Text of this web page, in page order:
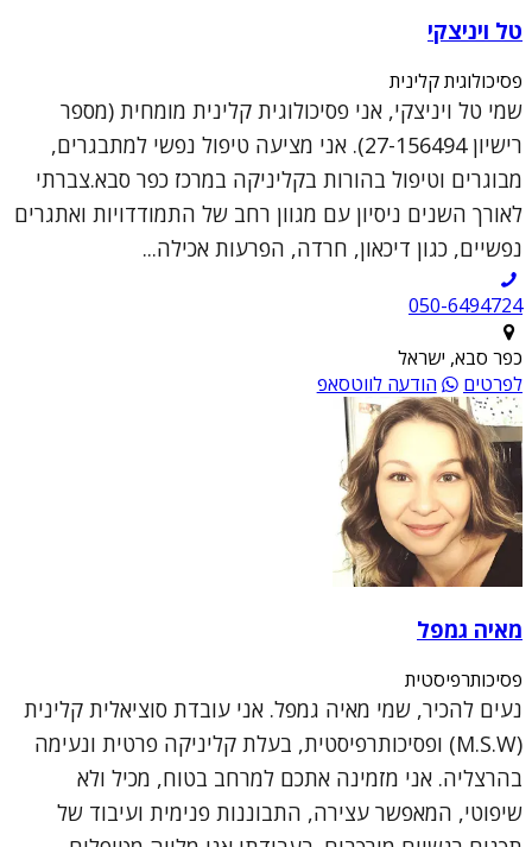
טל ויניצקי
פסיכולוגית קלינית
שמי טל ויניצקי, אני פסיכולוגית קלינית מומחית (מספר
רישיון 27-156494). אני מציעה טיפול נפשי למתבגרים,
מבוגרים וטיפול בהורות בקליניקה במרכז כפר סבא.צברתי
לאורך השנים ניסיון עם מגוון רחב של התמודדויות ואתגרים
נפשיים, כגון דיכאון, חרדה, הפרעות אכילה...
050-6494724
כפר סבא, ישראל
לפרטים
הודעה לווטסאפ
מאיה גמפל
פסיכותרפיסטית
נעים להכיר, שמי מאיה גמפל. אני עובדת סוציאלית קלינית
(M.S.W) ופסיכותרפיסטית, בעלת קליניקה פרטית ונעימה
בהרצליה. אני מזמינה אתכם למרחב בטוח, מכיל ולא
שיפוטי, המאפשר עצירה, התבוננות פנימית ועיבוד של